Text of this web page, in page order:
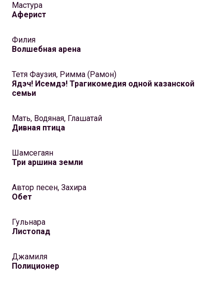
Мастура
Аферист
Филия
Волшебная арена
Тетя Фаузия, Римма (Рамон)
Ядэч! Исемдэ! Трагикомедия одной казанской
семьи
Мать, Водяная, Глашатай
Дивная птица
Шамсегаян
Три аршина земли
Автор песен, Захира
Обет
Гульнара
Листопад
Джамиля
Полиционер